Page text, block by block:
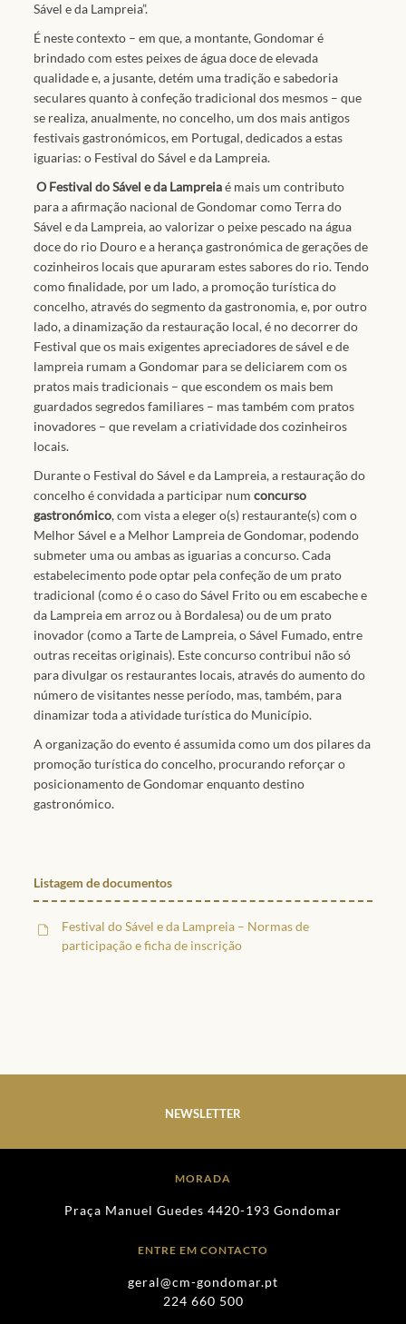
Sável e da Lampreia”.
É neste contexto – em que, a montante, Gondomar é
brindado com estes peixes de água doce de elevada
qualidade e, a jusante, detém uma tradição e sabedoria
seculares quanto à confeção tradicional dos mesmos – que
se realiza, anualmente, no concelho, um dos mais antigos
festivais gastronómicos, em Portugal, dedicados a estas
iguarias: o Festival do Sável e da Lampreia.
O Festival do Sável e da Lampreiaé mais um contributo
para a afirmação nacional de Gondomar como Terra do
Sável e da Lampreia, ao valorizar o peixe pescado na água
doce do rio Douro e a herança gastronómica de gerações de
cozinheiros locais que apuraram estes sabores do rio. Tendo
como finalidade, por um lado, a promoção turística do
concelho, através do segmento da gastronomia, e, por outro
lado, a dinamização da restauração local, é no decorrer do
Festival que os mais exigentes apreciadores de sável e de
lampreia rumam a Gondomar para se deliciarem com os
pratos mais tradicionais – que escondem os mais bem
guardados segredos familiares – mas também com pratos
inovadores – que revelam a criatividade dos cozinheiros
locais.
Durante o Festival do Sável e da Lampreia, a restauração do
concelho é convidada a participar numconcurso
gastronómico, com vista a eleger o(s) restaurante(s) com o
Melhor Sável e a Melhor Lampreia de Gondomar, podendo
submeter uma ou ambas as iguarias a concurso. Cada
estabelecimento pode optar pela confeção de um prato
tradicional (como é o caso do Sável Frito ou em escabeche e
da Lampreia em arroz ou à Bordalesa) ou de um prato
inovador (como a Tarte de Lampreia, o Sável Fumado, entre
outras receitas originais). Este concurso contribui não só
para divulgar os restaurantes locais, através do aumento do
número de visitantes nesse período, mas, também, para
dinamizar toda a atividade turística do Município.
A organização do evento é assumida como um dos pilares da
promoção turística do concelho, procurando reforçar o
posicionamento de Gondomar enquanto destino
gastronómico.
Listagem de documentos
Festival do Sável e da Lampreia – Normas de
participação e ficha de inscrição
NEWSLETTER
MORADA
Praça Manuel Guedes 4420-193 Gondomar
ENTRE EM CONTACTO
geral@cm-gondomar.pt
224 660 500